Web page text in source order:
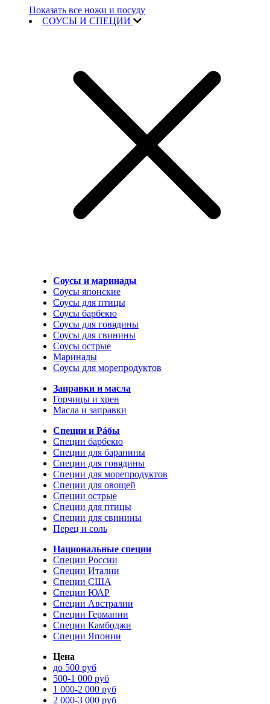
Показать все ножи и посуду
СОУСЫ И СПЕЦИИ
Соусы и маринады
Соусы японские
Соусы для птицы
Соусы барбекю
Соусы для говядины
Соусы для свинины
Соусы острые
Маринады
Соусы для морепродуктов
Заправки и масла
Горчицы и хрен
Масла и заправки
Специи и Рáбы
Специи барбекю
Специи для баранины
Специи для говядины
Специи для морепродуктов
Специи для овощей
Специи острые
Специи для птицы
Специи для свинины
Перец и соль
Национальные специи
Специи России
Специи Италии
Специи США
Специи ЮАР
Специи Австралии
Специи Германии
Специи Камбоджи
Специи Японии
Цена
до 500 руб
500-1 000 руб
1 000-2 000 руб
2 000-3 000 руб